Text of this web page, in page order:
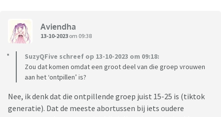
Aviendha
13-10-2023 om 09:38
SuzyQFive schreef op 13-10-2023 om 09:18:
Zou dat komen omdat een groot deel van die groep vrouwen
aan het ‘ontpillen’ is?
Nee, ik denk dat die ontpillende groep juist 15-25 is (tiktok
generatie). Dat de meeste abortussen bij iets oudere